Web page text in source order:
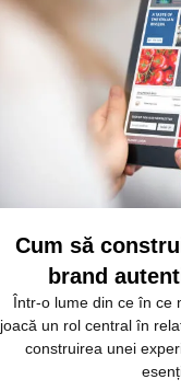
Cum să
brand
Într-o lume din ce în ce
joacă un rol central în
construirea unei